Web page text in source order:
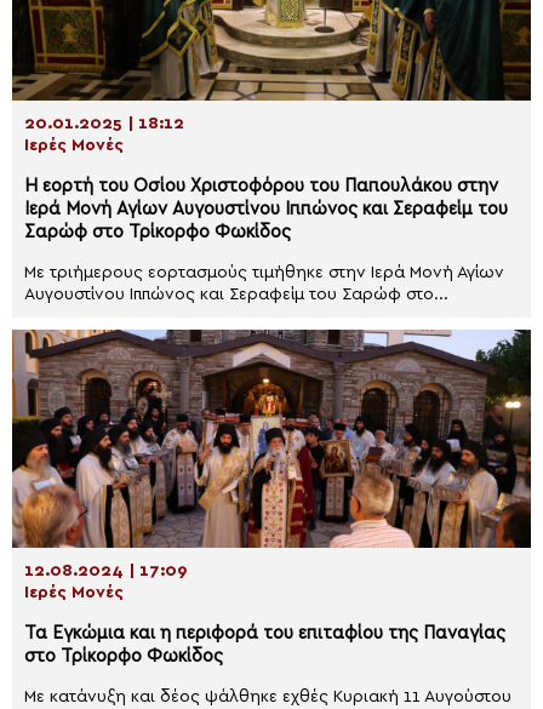
20.01.2025 | 18:12
Ιερές Μονές
Η εορτή του Οσίου Χριστοφόρου του Παπουλάκου στην
Ιερά Μονή Αγίων Αυγουστίνου Ιππώνος και Σεραφείμ του
Σαρώφ στο Τρίκορφο Φωκίδος
Με τριήμερους εορτασμούς τιμήθηκε στην Ιερά Μονή Αγίων
Αυγουστίνου Ιππώνος και Σεραφείμ του Σαρώφ στο...
12.08.2024 | 17:09
Ιερές Μονές
Τα Εγκώμια και η περιφορά του επιταφίου της Παναγίας
στο Τρίκορφο Φωκίδος
Με κατάνυξη και δέος ψάλθηκε εχθές Κυριακή 11 Αυγούστου